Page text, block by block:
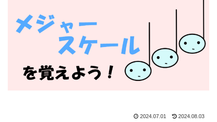
2024.07.01 2024.08.03